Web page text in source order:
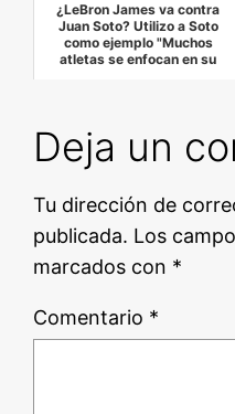
¿LeBron James va contra
Juan Soto? Utilizo a Soto
como ejemplo "Muchos
atletas se enfocan en su
Deja un
Tu dirección de
publicada. Los
marcados con *
Comentario *